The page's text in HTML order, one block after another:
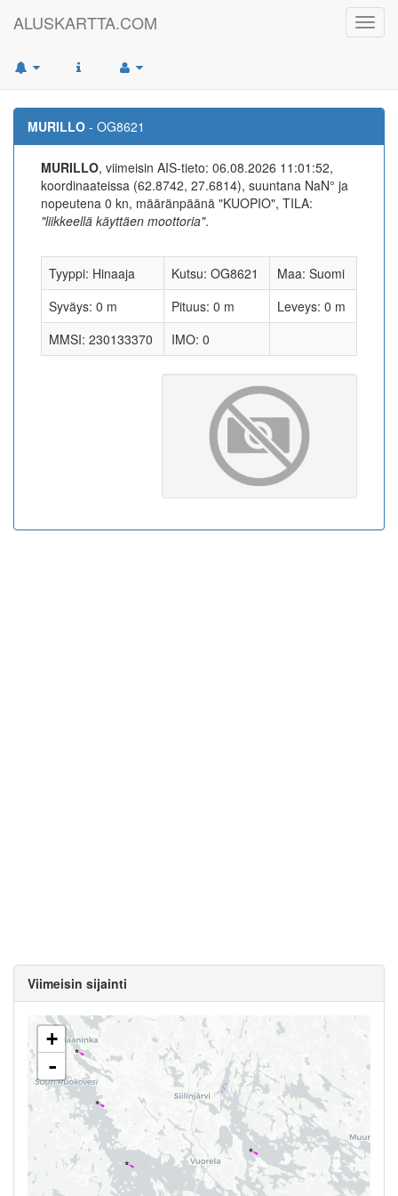
ALUSKARTTA.COM
MURILLO - OG8621
MURILLO, viimeisin AIS-tieto: 06.08.2026 11:01:52,
koordinaateissa (62.8742, 27.6814), suuntana NaN° ja
nopeutena 0 kn, määränpäänä "KUOPIO", TILA:
"liikkeellä käyttäen moottoria".
Tyyppi: Hinaaja Kutsu: OG8621
Maa: Suomi
Syväys: 0 m
Pituus: 0 m
Leveys: 0 m
MMSI: 230133370
IMO: 0
Viimeisin sijainti
+
-